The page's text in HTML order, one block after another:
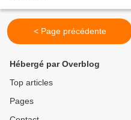
< Page précédente
Hébergé par Overblog
Top articles
Pages